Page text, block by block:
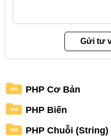
WM PHP Cơ Bản
WM PHP Biến
WM PHP Chuỗi (String)